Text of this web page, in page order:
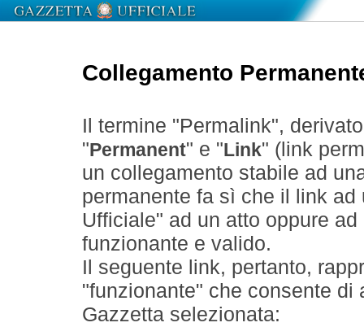
Collegamento
Il termine "Permalink",
" Permanent" e " Link" (link
un collegamento stabile ad
permanente fa sì che il link
Ufficiale" ad un atto oppure
funzionante e valido.
Il seguente link, pertanto,
"funzionante" che consente
Gazzetta selezionata: